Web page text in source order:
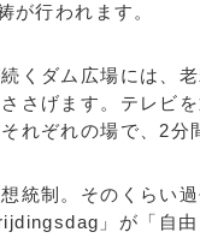
が行われます。
くダム広場には、
さげます。テレビ
れぞれの場で、2分
統制。そのくらい
」が「自